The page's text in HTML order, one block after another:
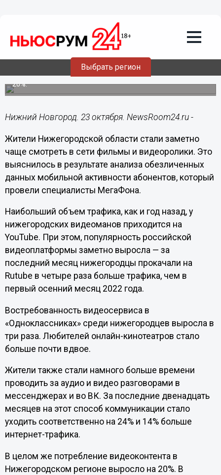
Выбрать регион
23.10.202311:05
Нижегородцы стали чаще смотреть
фильмы и ролики в интернете
Потребление видеоконтента в регионе увеличилось на
20%.
Нижний Новгород. 23 октября. NewsRoom24.ru -
Жители Нижегородской области стали заметно
чаще смотреть в сети фильмы и видеоролики. Это
выяснилось в результате анализа обезличенных
данных мобильной активности абонентов, который
провели специалисты МегаФона.
Наибольший объем трафика, как и год назад, у
нижегородских видеоманов приходится на
YouTube. При этом, популярность российской
видеоплатформы заметно выросла — за
последний месяц нижегородцы прокачали на
Rutube в четыре раза больше трафика, чем в
первый осенний месяц 2022 года.
Востребованность видеосервиса в
«Одноклассниках» среди нижегородцев выросла в
три раза. Любителей онлайн-кинотеатров стало
больше почти вдвое.
Жители также стали намного больше времени
проводить за аудио и видео разговорами в
мессенджерах и во ВК. За последние двенадцать
месяцев на этот способ коммуникации стало
уходить соответственно на 24% и 14% больше
интернет-трафика.
В целом же потребление видеоконтента в
Нижегородском регионе выросло на 20%. В